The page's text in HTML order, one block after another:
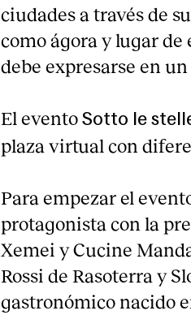
ciudades a través de
como ágora y lugar
debe expresarse en
El evento Sotto le
plaza virtual con
Para empezar el
protagonista con la
Xemei y Cucine
Rossi de Rasoterra y
gastronómico nacido